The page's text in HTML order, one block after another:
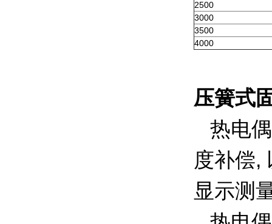
2500
3000
3500
4000
压簧式
热电
度补偿,
显示测